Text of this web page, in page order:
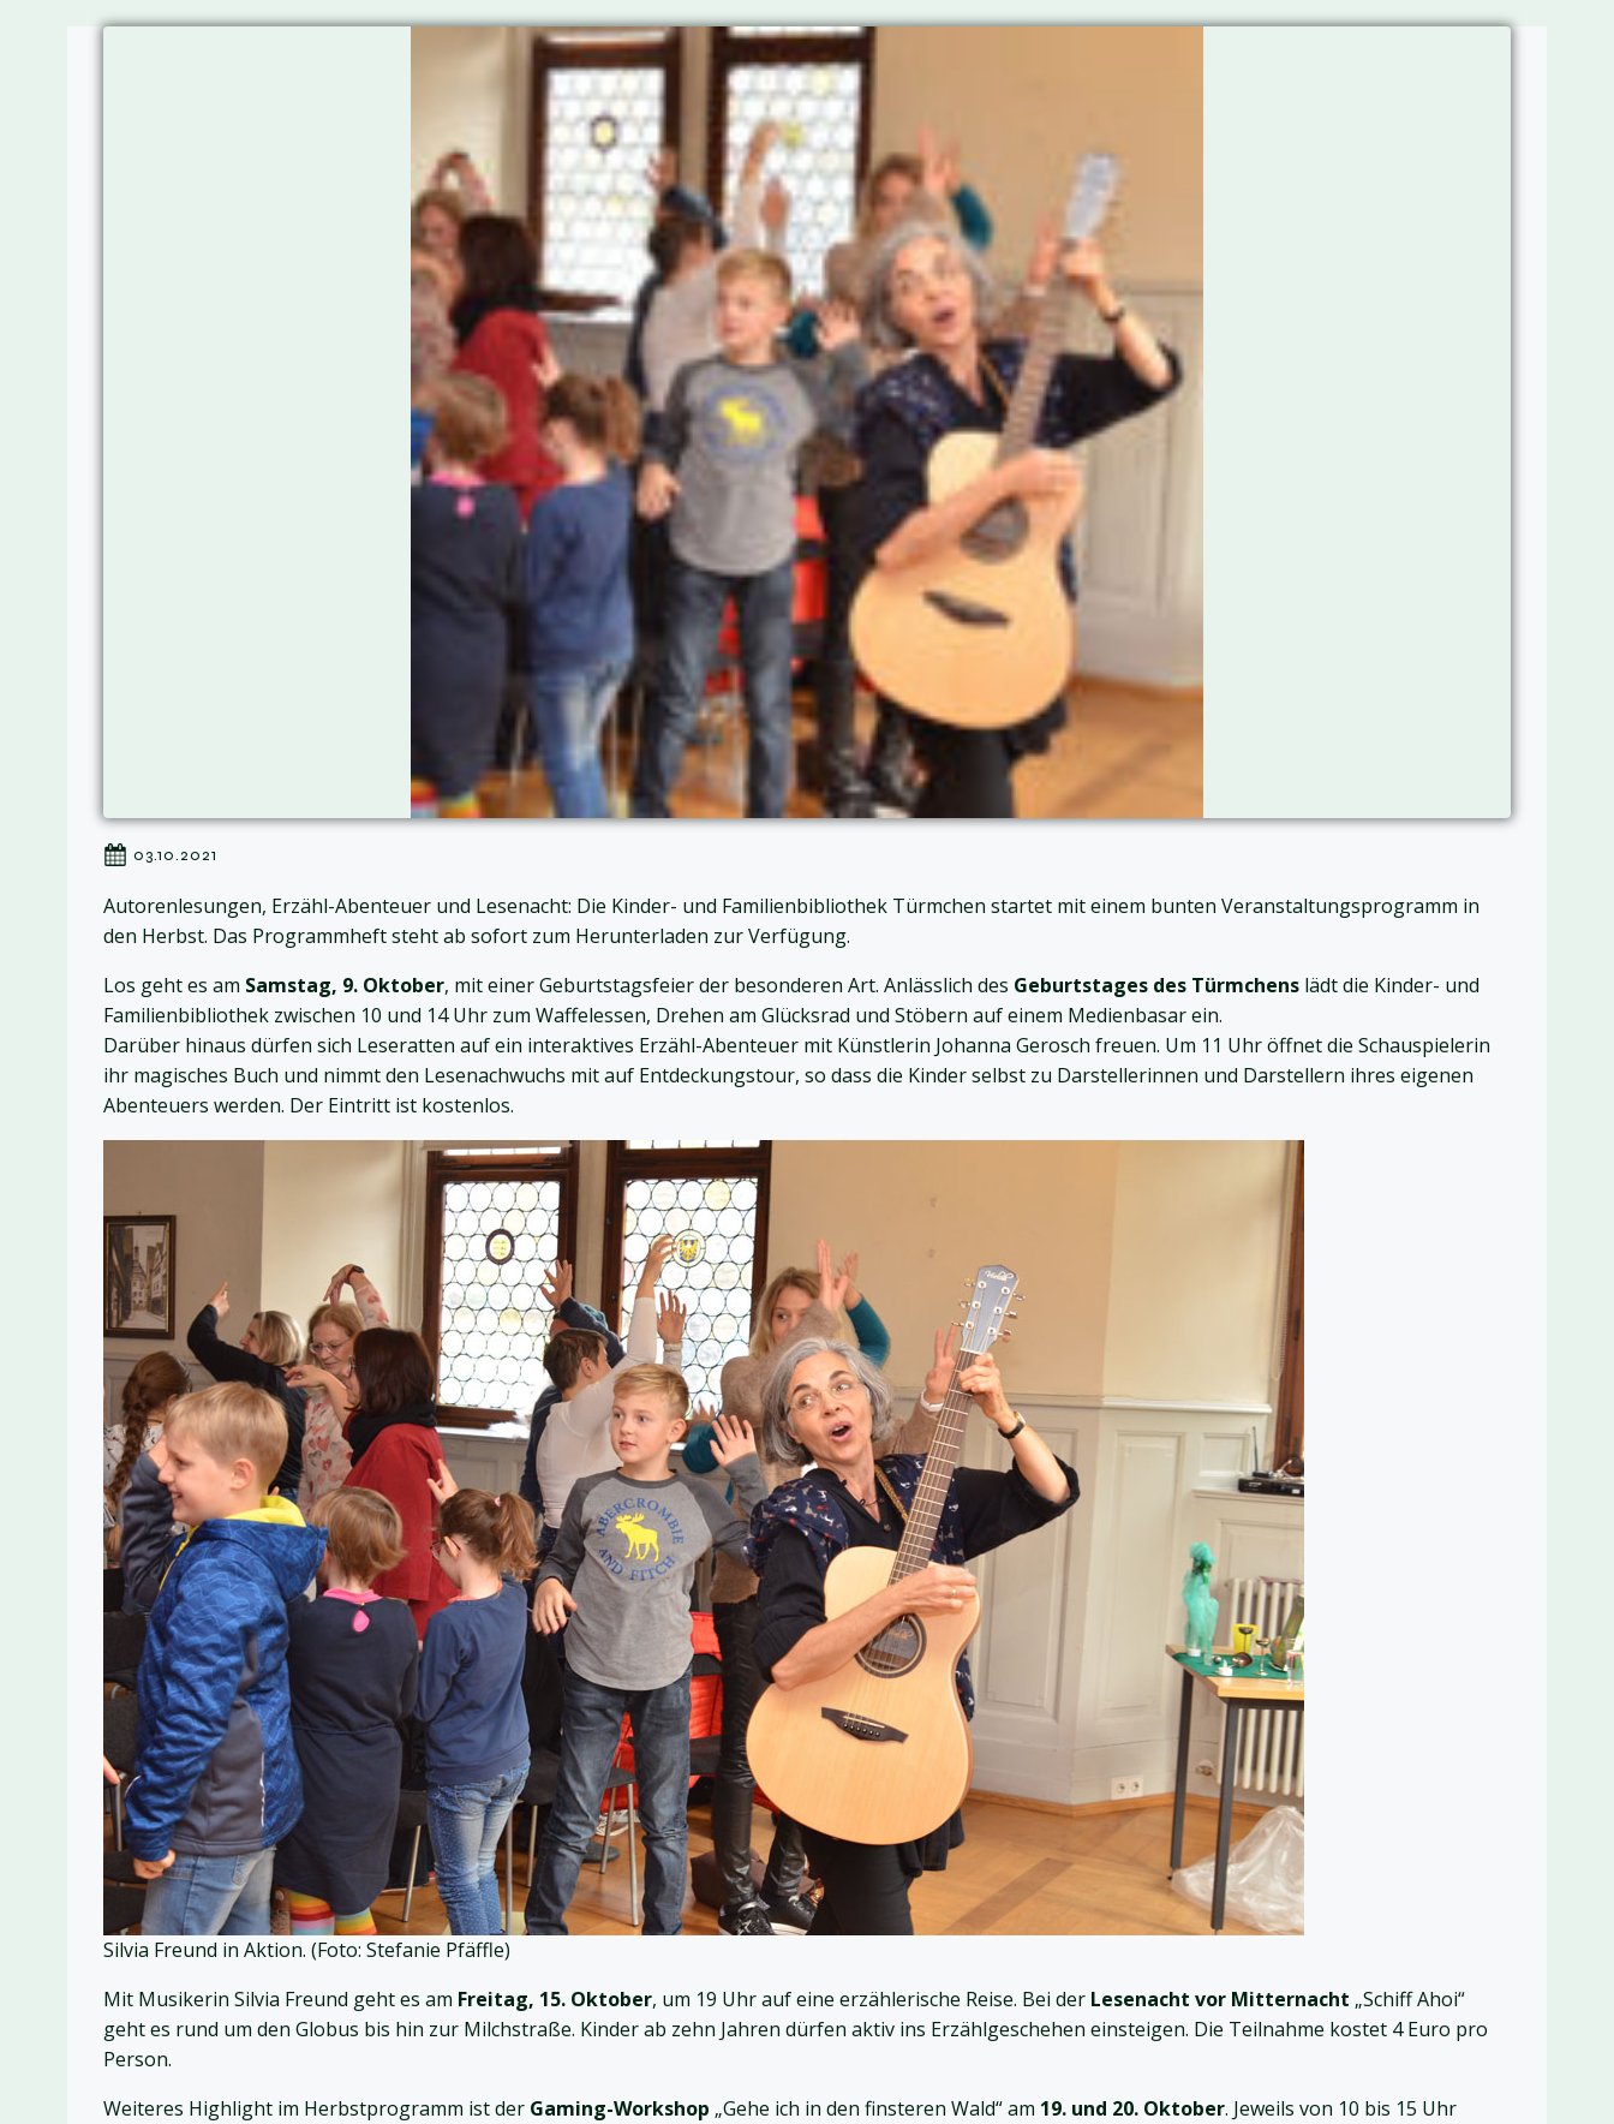
03.10.2021
Autorenlesungen, Erzähl-Abenteuer und Lesenacht: Die Kinder- und Familienbibliothek Türmchen startet mit einem bunten Veranstaltungsprogramm in
den Herbst. Das Programmheft steht ab sofort zum Herunterladen zur Verfügung.
Los geht es am Samstag, 9. Oktober, mit einer Geburtstagsfeier der besonderen Art. Anlässlich des Geburtstages des Türmchens lädt die Kinder- und
Familienbibliothek zwischen 10 und 14 Uhr zum Waffelessen, Drehen am Glücksrad und Stöbern auf einem Medienbasar ein.
Darüber hinaus dürfen sich Leseratten auf ein interaktives Erzähl-Abenteuer mit Künstlerin Johanna Gerosch freuen. Um 11 Uhr öffnet die Schauspielerin
ihr magisches Buch und nimmt den Lesenachwuchs mit auf Entdeckungstour, so dass die Kinder selbst zu Darstellerinnen und Darstellern ihres eigenen
Abenteuers werden. Der Eintritt ist kostenlos.
Silvia Freund in Aktion. (Foto: Stefanie Pfäffle)
Mit Musikerin Silvia Freund geht es am Freitag, 15. Oktober, um 19 Uhr auf eine erzählerische Reise. Bei der Lesenacht vor Mitternacht „Schiff Ahoi“
geht es rund um den Globus bis hin zur Milchstraße. Kinder ab zehn Jahren dürfen aktiv ins Erzählgeschehen einsteigen. Die Teilnahme kostet 4 Euro pro
Person.
Weiteres Highlight im Herbstprogramm ist der Gaming-Workshop „Gehe ich in den finsteren Wald“ am 19. und 20. Oktober. Jeweils von 10 bis 15 Uhr